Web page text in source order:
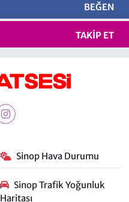
BEĞEN
TAKIP ET
Sinop Hava Durumu
Sinop Trafik Yoğunluk
Haritası